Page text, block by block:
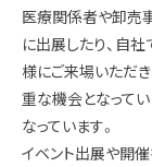
医療関係者や卸売
に出展したり、自
様にご来場いただ
重な機会となって
なっています。
イベント出展や開